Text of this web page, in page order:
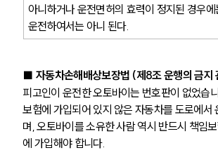
아니하거나 운전면허의 효력이 정지된 경우
운전하여서는 아니 된다.
■ 자동차손해배상보장법 (제8조 운행의 금지
피고인이 운전한 오토바이는 번호판이 없었습
보험에 가입되어 있지 않은 자동차를 도로에서
며, 오토바이를 소유한 사람 역시 반드시 책임
에 가입해야 합니다.